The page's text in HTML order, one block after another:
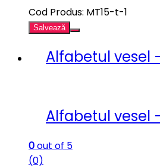
Cod Produs: MT15-t-1
Salvează
Alfabetul vesel
Alfabetul vesel
0out of 5
(0)